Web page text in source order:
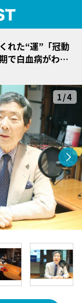
れた“運”「冠動
で白血病がわか
1/4